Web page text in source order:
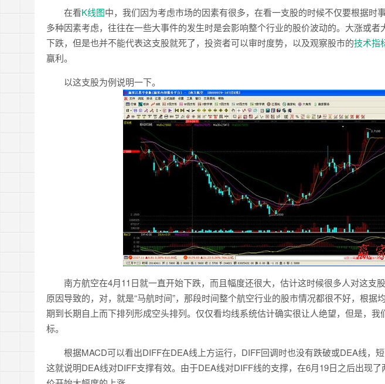
在看K线图中，我们因为考虑市场的因素有很多，在看一支股的时候不仅要根据时
多种因素考虑，往往在一些大事件的发生时是会影响整个行业的股价波动的。大涨或
下跌，但是也并不能代表这支股就死了，投资者可以审时度势，以及观察股市的技术指
赢利。
以这支股为例说明一下。
南方航空在4月11日就一直开始下跌，而且幅度还很大，估计这时候很多人对这支
原因导致的，对，就是“马航时间”，那段时间整个航空行业的股市情况都很不好，根据
期到长期自上而下排列形成空头排列。仅仅看均线系统估计确实很让人绝望，但是，我
标。
根据MACD可以看出DIFF在DEA线上方运行，DIFF回调时也没有跌破或DEA线，短
这就说明DEA线对DIFF支撑有效。由于DEA线对DIFF线的支撑，在6月19日之后出现